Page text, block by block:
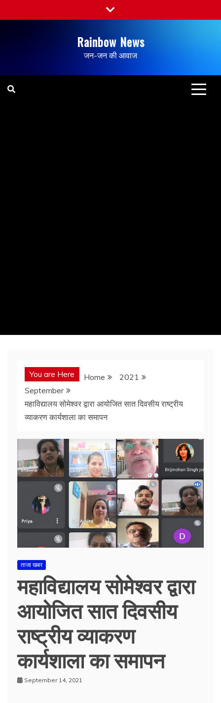
Rainbow News
जन-जन की आवाज
You are Here Home
2021
September
महाविद्यालय सोमेश्वर द्वारा आयोजित सात दिवसीय राष्ट्रीय
व्याकरण कार्यशाला का समापन
ताजा खबर
महाविद्यालय सोमेश्वर द्वारा
आयोजित सात दिवसीय
राष्ट्रीय व्याकरण
कार्यशाला का समापन
September 14, 2021